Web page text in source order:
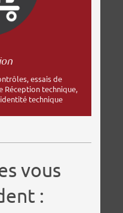
essais de
Réception technique,
technique
vous
: